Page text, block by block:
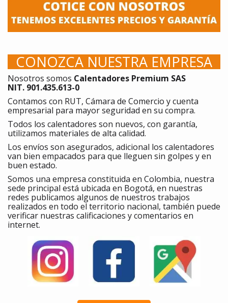
CONOZCA NUESTRA EMPRESA
Nosotros somos Calentadores Premium SAS
NIT. 901.435.613-0
Contamos con RUT, Cámara de Comercio y cuenta
empresarial para mayor seguridad en su compra.
Todos los calentadores son nuevos, con garantía,
utilizamos materiales de alta calidad.
Los envíos son asegurados, adicional los calentadores
van bien empacados para que lleguen sin golpes y en
buen estado.
Somos una empresa constituida en Colombia, nuestra
sede principal está ubicada en Bogotá, en nuestras
redes publicamos algunos de nuestros trabajos
realizados en todo el territorio nacional, también puede
verificar nuestras calificaciones y comentarios en
internet.